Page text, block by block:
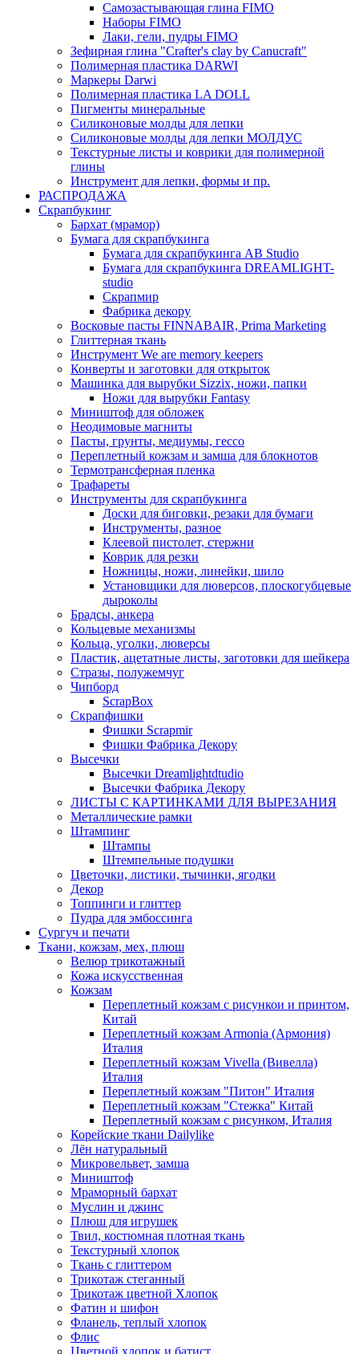
Самозастывающая глина FIMO
Наборы FIMO
Лаки, гели, пудры FIMO
Зефирная глина "Crafter's clay by Canucraft"
Полимерная пластика DARWI
Маркеры Darwi
Полимерная пластика LA DOLL
Пигменты минеральные
Силиконовые молды для лепки
Силиконовые молды для лепки МОЛДУС
Текстурные листы и коврики для полимерной
глины
Инструмент для лепки, формы и пр.
РАСПРОДАЖА
Скрапбукинг
Бархат (мрамор)
Бумага для скрапбукинга
Бумага для скрапбукинга AB Studio
Бумага для скрапбукинга DREAMLIGHT-
studio
Скрапмир
Фабрика декору
Восковые пасты FINNABAIR, Prima Marketing
Глиттерная ткань
Инструмент We are memory keepers
Конверты и заготовки для открыток
Машинка для вырубки Sizzix, ножи, папки
Ножи для вырубки Fantasy
Миништоф для обложек
Неодимовые магниты
Пасты, грунты, медиумы, гессо
Переплетный кожзам и замша для блокнотов
Термотрансферная пленка
Трафареты
Инструменты для скрапбукинга
Доски для биговки, резаки для бумаги
Инструменты, разное
Клеевой пистолет, стержни
Коврик для резки
Ножницы, ножи, линейки, шило
Установщики для люверсов, плоскогубцевые
дыроколы
Брадсы, анкера
Кольцевые механизмы
Кольца, уголки, люверсы
Пластик, ацетатные листы, заготовки для шейкера
Стразы, полужемчуг
Чипборд
ScrapBox
Скрапфишки
Фишки Scrapmir
Фишки Фабрика Декору
Высечки
Высечки Dreamlightdtudio
Высечки Фабрика Декору
ЛИСТЫ С КАРТИНКАМИ ДЛЯ ВЫРЕЗАНИЯ
Металлические рамки
Штампинг
Штампы
Штемпельные подушки
Цветочки, листики, тычинки, ягодки
Декор
Топпинги и глиттер
Пудра для эмбоссинга
Сургуч и печати
Ткани, кожзам, мех, плюш
Велюр трикотажный
Кожа искусственная
Кожзам
Переплетный кожзам с рисункои и принтом,
Китай
Переплетный кожзам Armonia (Армония)
Италия
Переплетный кожзам Vivella (Вивелла)
Италия
Переплетный кожзам "Питон" Италия
Переплетный кожзам "Стежка" Китай
Переплетный кожзам с рисунком, Италия
Корейские ткани Dailylike
Лён натуральный
Микровельвет, замша
Миништоф
Мраморный бархат
Муслин и джинс
Плюш для игрушек
Твил, костюмная плотная ткань
Текстурный хлопок
Ткань с глиттером
Трикотаж стеганный
Трикотаж цветной Хлопок
Фатин и шифон
Фланель, теплый хлопок
Флис
Цветной хлопок и батист